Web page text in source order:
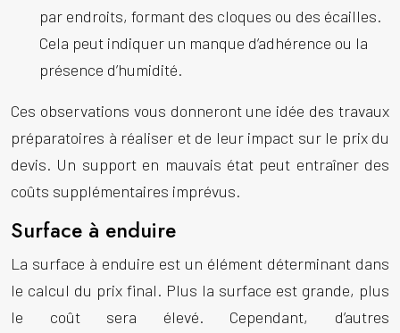
par endroits, formant des cloques ou des écailles.
Cela peut indiquer un manque d’adhérence ou la
présence d’humidité.
Ces observations vous donneront une idée des travaux
préparatoires à réaliser et de leur impact sur le prix du
devis. Un support en mauvais état peut entraîner des
coûts supplémentaires imprévus.
Surface à enduire
La surface à enduire est un élément déterminant dans
le calcul du prix final. Plus la surface est grande, plus
le coût sera élevé. Cependant, d’autres